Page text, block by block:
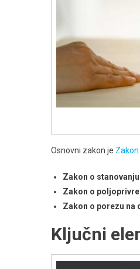
Osnovni zakon je
Zakon o
Zakon o
Zakon o porezu na
Ključni